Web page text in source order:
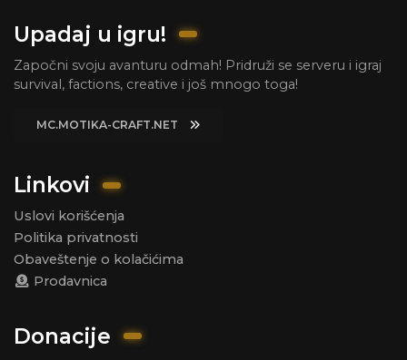
Upadaj u igru!
Započni svoju avanturu odmah! Pridruži se serveru i igraj
survival, factions, creative i još mnogo toga!
MC.MOTIKA-CRAFT.NET
Linkovi
Uslovi korišćenja
Politika privatnosti
Obaveštenje o kolačićima
Prodavnica
Donacije